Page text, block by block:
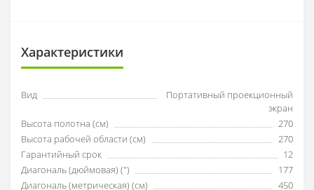
Характеристики
Вид
Портативный проекционный
экран
Высота полотна (см)
270
Высота рабочей области (см)
270
Гарантийный срок
12
Диагональ (дюймовая) (")
177
Диагональ (метрическая) (см)
450